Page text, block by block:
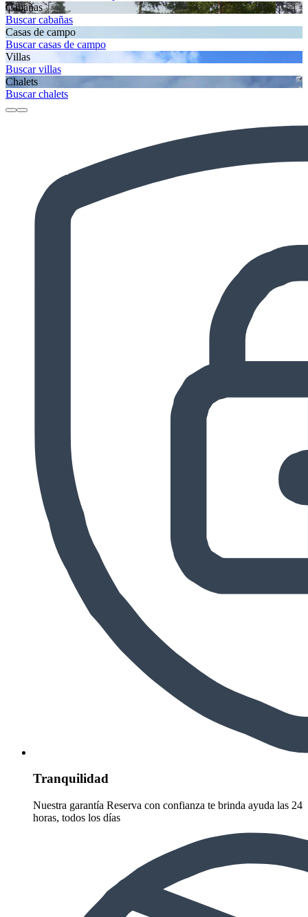
Cabañas
Buscar cabañas
Casas de campo
Buscar casas de campo
Villas
Buscar villas
Chalets
Buscar chalets
Tranquilidad
Nuestra garantía Reserva con confianza te brinda ayuda las 24
horas, todos los días